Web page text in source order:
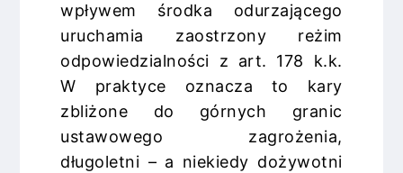
wpływem środka odurzającego
uruchamia zaostrzony reżim
odpowiedzialności z art. 178 k.k.
W praktyce oznacza to kary
zbliżone do górnych granic
ustawowego zagrożenia,
długoletni – a niekiedy dożywotni